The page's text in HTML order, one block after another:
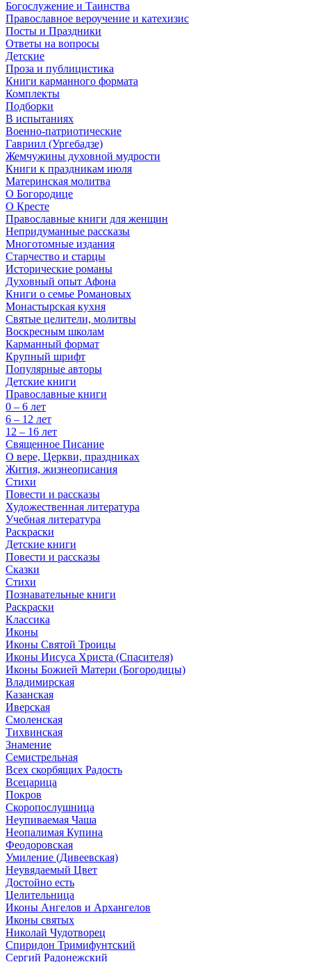
Богослужение и Таинства
Православное вероучение и катехизис
Посты и Праздники
Ответы на вопросы
Детские
Проза и публицистика
Книги карманного формата
Комплекты
Подборки
В испытаниях
Военно-патриотические
Гавриил (Ургебадзе)
Жемчужины духовной мудрости
Книги к праздникам июля
Материнская молитва
О Богородице
О Кресте
Православные книги для женщин
Непридуманные рассказы
Многотомные издания
Старчество и старцы
Исторические романы
Духовный опыт Афона
Книги о семье Романовых
Монастырская кухня
Святые целители, молитвы
Воскресным школам
Карманный формат
Крупный шрифт
Популярные авторы
Детские книги
Православные книги
0 – 6 лет
6 – 12 лет
12 – 16 лет
Священное Писание
О вере, Церкви, праздниках
Жития, жизнеописания
Стихи
Повести и рассказы
Художественная литература
Учебная литература
Раскраски
Детские книги
Повести и рассказы
Сказки
Стихи
Познавательные книги
Раскраски
Классика
Иконы
Иконы Святой Троицы
Иконы Иисуса Христа (Спасителя)
Иконы Божией Матери (Богородицы)
Владимирская
Казанская
Иверская
Смоленская
Тихвинская
Знамение
Семистрельная
Всех скорбящих Радость
Всецарица
Покров
Скоропослушница
Неупиваемая Чаша
Неопалимая Купина
Феодоровская
Умиление (Дивеевская)
Неувядаемый Цвет
Достойно есть
Целительница
Иконы Ангелов и Архангелов
Иконы святых
Николай Чудотворец
Спиридон Тримифунтский
Сергий Радонежский